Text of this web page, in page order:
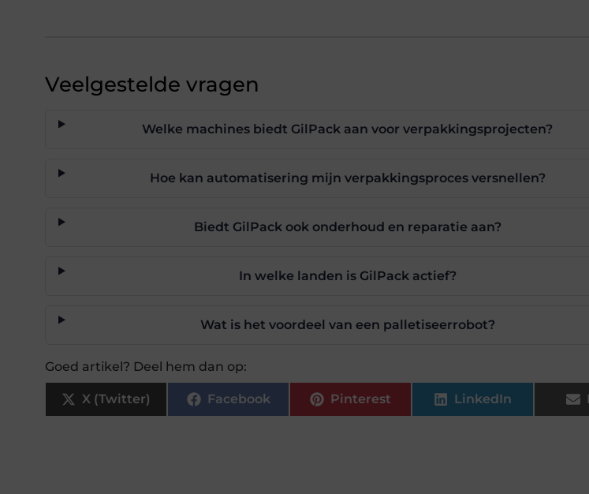
Veelgestelde vragen
Welke machines biedt GilPack aan voor verpakkingsprojecten?
Hoe kan automatisering mijn verpakkingsproces versnellen?
Biedt GilPack ook onderhoud en reparatie aan?
In welke landen is GilPack actief?
Wat is het voordeel van een palletiseerrobot?
Goed artikel? Deel hem dan op:
X (Twitter) Facebook Pinterest LinkedIn